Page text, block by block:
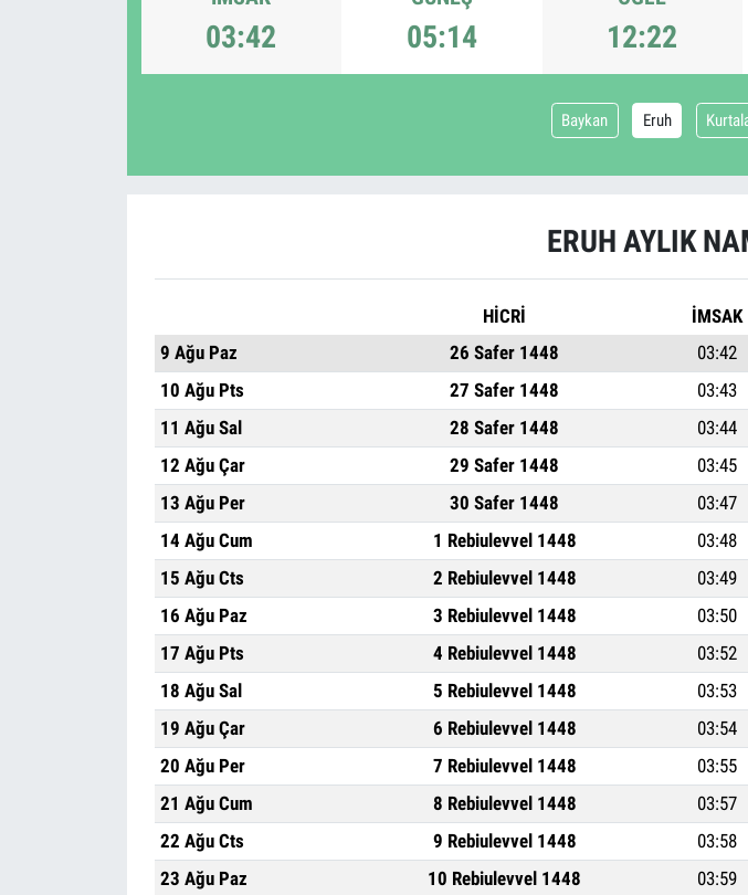
03:42 05:14 12:22
Baykan Eruh
ERUH AYLIK
HİCRİ İMSAK
9 Ağu Paz
26 Safer 1448 03:42
10 Ağu Pts
27 Safer 1448 03:43
11 Ağu Sal
28 Safer 1448 03:44
12 Ağu Çar
29 Safer 1448 03:45
13 Ağu Per
30 Safer 1448 03:47
14 Ağu Cum
1 Rebiulevvel 1448 03:48
15 Ağu Cts
2 Rebiulevvel 1448 03:49
16 Ağu Paz
3 Rebiulevvel 1448 03:50
17 Ağu Pts
4 Rebiulevvel 1448 03:52
18 Ağu Sal
5 Rebiulevvel 1448 03:53
19 Ağu Çar
6 Rebiulevvel 1448 03:54
20 Ağu Per
7 Rebiulevvel 1448 03:55
21 Ağu Cum
8 Rebiulevvel 1448 03:57
22 Ağu Cts
9 Rebiulevvel 1448 03:58
23 Ağu Paz
10 Rebiulevvel 1448 03:59